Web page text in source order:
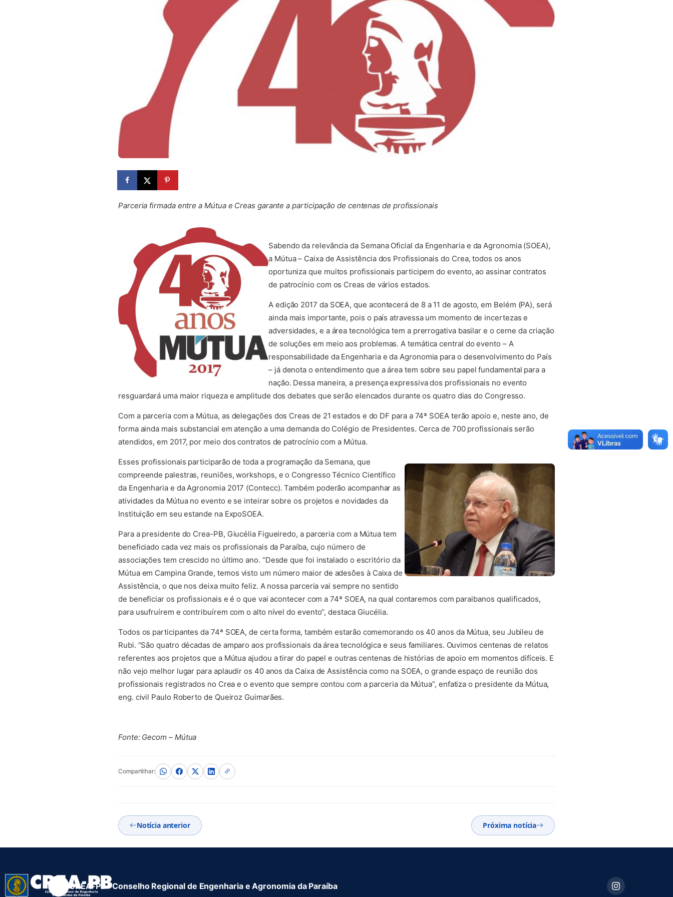
Parceria firmada entre a Mútua e Creas garante a participação de centenas de profissionais
Sabendo da relevância da Semana Oficial da Engenharia e da Agronomia (SOEA),
a Mútua – Caixa de Assistência dos Profissionais do Crea, todos os anos
oportuniza que muitos profissionais participem do evento, ao assinar contratos
de patrocínio com os Creas de vários estados.
A edição 2017 da SOEA, que acontecerá de 8 a 11 de agosto, em Belém (PA), será
ainda mais importante, pois o país atravessa um momento de incertezas e
adversidades, e a área tecnológica tem a prerrogativa basilar e o cerne da criação
de soluções em meio aos problemas. A temática central do evento – A
responsabilidade da Engenharia e da Agronomia para o desenvolvimento do País
– já denota o entendimento que a área tem sobre seu papel fundamental para a
nação. Dessa maneira, a presença expressiva dos profissionais no evento
resguardará uma maior riqueza e amplitude dos debates que serão elencados durante os quatro dias do Congresso.
Com a parceria com a Mútua, as delegações dos Creas de 21 estados e do DF para a 74ª SOEA terão apoio e, neste ano, de
forma ainda mais substancial em atenção a uma demanda do Colégio de Presidentes. Cerca de 700 profissionais serão
atendidos, em 2017, por meio dos contratos de patrocínio com a Mútua.
Esses profissionais participarão de toda a programação da Semana, que
compreende palestras, reuniões, workshops, e o Congresso Técnico Científico
da Engenharia e da Agronomia 2017 (Contecc). Também poderão acompanhar as
atividades da Mútua no evento e se inteirar sobre os projetos e novidades da
Instituição em seu estande na ExpoSOEA.
Para a presidente do Crea-PB, Giucélia Figueiredo, a parceria com a Mútua tem
beneficiado cada vez mais os profissionais da Paraíba, cujo número de
associações tem crescido no último ano. “Desde que foi instalado o escritório da
Mútua em Campina Grande, temos visto um número maior de adesões à Caixa de
Assistência, o que nos deixa muito feliz. A nossa parceria vai sempre no sentido
de beneficiar os profissionais e é o que vai acontecer com a 74ª SOEA, na qual contaremos com paraibanos qualificados,
para usufruírem e contribuírem com o alto nível do evento”, destaca Giucélia.
Todos os participantes da 74ª SOEA, de certa forma, também estarão comemorando os 40 anos da Mútua, seu Jubileu de
Rubi. “São quatro décadas de amparo aos profissionais da área tecnológica e seus familiares. Ouvimos centenas de relatos
referentes aos projetos que a Mútua ajudou a tirar do papel e outras centenas de histórias de apoio em momentos difíceis. E
não vejo melhor lugar para aplaudir os 40 anos da Caixa de Assistência como na SOEA, o grande espaço de reunião dos
profissionais registrados no Crea e o evento que sempre contou com a parceria da Mútua”, enfatiza o presidente da Mútua,
eng. civil Paulo Roberto de Queiroz Guimarães.
Fonte: Gecom – Mútua
Compartilhar:
Notícia anterior Próxima notícia
CREA-PB · Conselho Regional de Engenharia e Agronomia da Paraíba